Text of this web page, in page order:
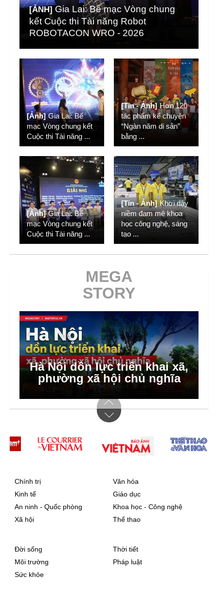
[ẢNH] Gia Lai: Bế mạc Vòng chung
kết Cuộc thi Tài năng Robot
ROBOTACON WRO - 2026
[Ảnh] Gia Lai: Bế
mạc Vòng chung kết
Cuộc thi Tài năng ...
[Tin - Ảnh] Hơn 120
tác phẩm kể chuyện
“Ngàn năm di sản”
bằng ...
[Ảnh] Gia Lai: Bế
mạc Vòng chung kết
Cuộc thi Tài năng ...
[Tin - Ảnh] Khơi dậy
niềm đam mê khoa
học công nghệ, sáng
tạo ...
MEGA
STORY
Những căn bếp không tắt lửa
sẻ chia
Chính trị
Kinh tế
An ninh - Quốc phòng
Xã hội
Văn hóa
Giáo dục
Khoa học - Công nghệ
Thể thao
Đời sống
Môi trường
Sức khỏe
Thời tiết
Pháp luật